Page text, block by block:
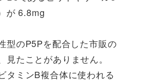
が 6.8mg
型のP5Pを配合した市販の
見たことがありません。
タミンB複合体に使われる